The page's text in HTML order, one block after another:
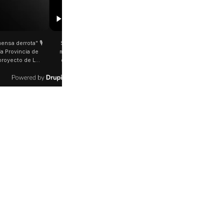
Jorge García Cuerva juntó a
en Liniers El arzobispo
destacó la fortaleza de la
las bajas temperaturas de los
dificultades que pudieron